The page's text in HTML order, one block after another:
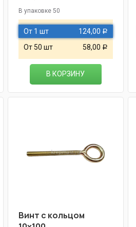
В упаковке 50
От 1 шт 124,00 Р
От 50 шт 58,00 Р
В КОРЗИНУ
Винт с кольцом